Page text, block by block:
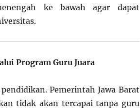
ke bawah agar dapat
Program Guru Juara
Pemerintah Jawa Barat
tidak akan tercapai tanpa guru